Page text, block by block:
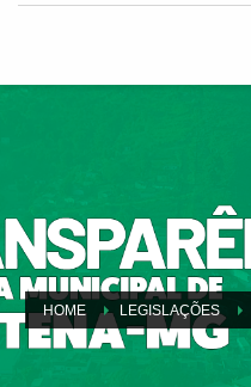
HOME LEGISLAÇÕES